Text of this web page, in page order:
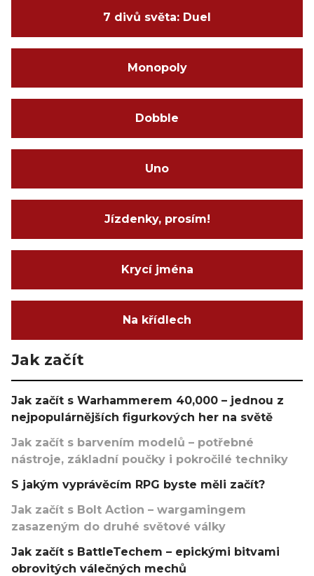
7 divů světa: Duel
Monopoly
Dobble
Uno
Jízdenky, prosím!
Krycí jména
Na křídlech
Jak začít
Jak začít s Warhammerem 40,000 – jednou z
nejpopulárnějších figurkových her na světě
Jak začít s barvením modelů – potřebné
nástroje, základní poučky i pokročilé techniky
S jakým vyprávěcím RPG byste měli začít?
Jak začít s Bolt Action – wargamingem
zasazeným do druhé světové války
Jak začít s BattleTechem – epickými bitvami
obrovitých válečných mechů